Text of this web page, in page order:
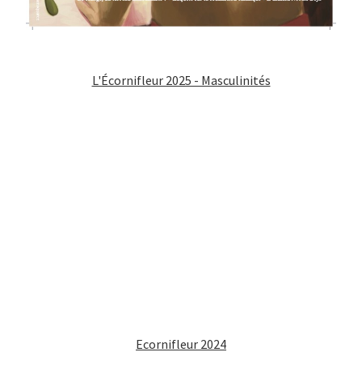
L'Écornifleur 2025 - Masculinités
Ecornifleur 2024